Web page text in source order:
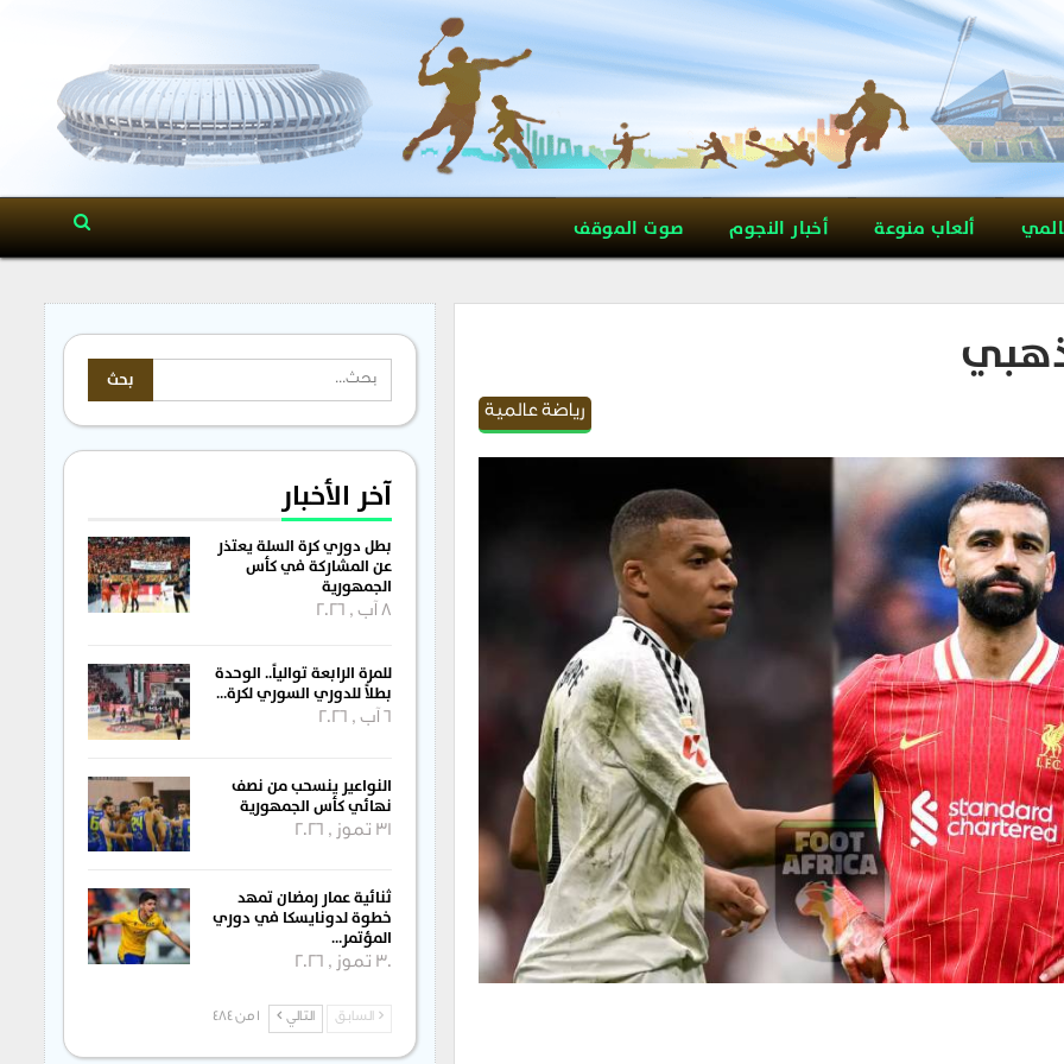
ألعاب منوعة أخبار النجوم صوت الموقف
رياضة عالمية
آخر الأخبار
بطل دوري كرة السلة يعتذر
عن المشاركة في كأس
الجمهورية
8 آب , 2026
للمرة الرابعة توالياً.. الوحدة
بطلاً للدوري السوري لكرة…
6 آب , 2026
النواعير ينسحب من نصف
نهائي كأس الجمهورية
31 تموز , 2026
ثنائية عمار رمضان تمهد
خطوة لدونايسكا في دوري
المؤتمر…
30 تموز , 2026
السابق التالي 1 من 484